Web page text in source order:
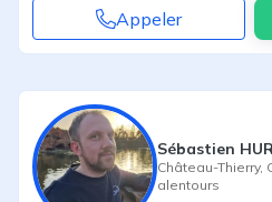
Appeler
Sébastien
Château-Thierry,
alentours